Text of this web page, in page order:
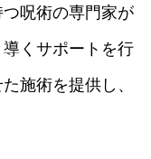
呪術の専門家が
くサポートを行
施術を提供し、